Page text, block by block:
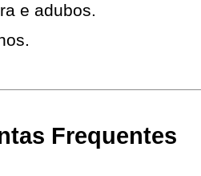
e adubos.
Frequentes